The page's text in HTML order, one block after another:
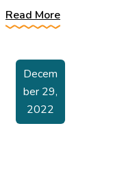
Read More
Decem
Ber 29,
2022